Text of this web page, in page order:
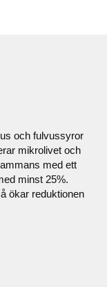
och fulvussyror
mikrolivet och
med ett
minst 25%.
ökar reduktionen